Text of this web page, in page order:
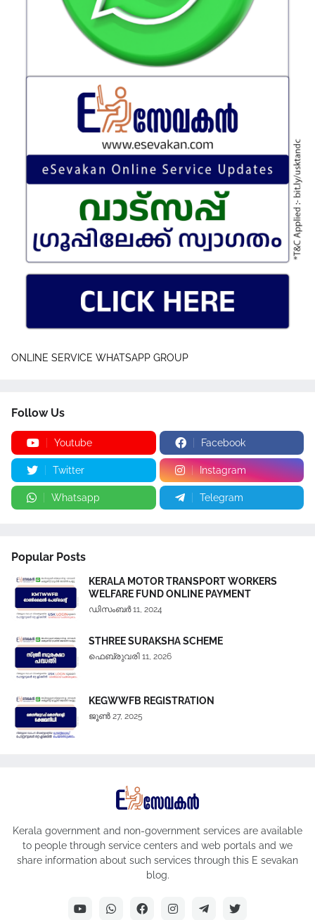
ONLINE SERVICE WHATSAPP GROUP
Follow Us
Youtube Facebook
Twitter Instagram
Whatsapp Telegram
Popular Posts
KERALA MOTOR TRANSPORT WORKERS
WELFARE FUND ONLINE PAYMENT
ഡിസംബർ 11, 2024
STHREE SURAKSHA SCHEME
ഫെബ്രുവരി 11, 2026
KEGWWFB REGISTRATION
ജൂൺ 27, 2025
Kerala government and non-government services are available
to people through service centers and web portals and we
share information about such services through this E sevakan
blog.